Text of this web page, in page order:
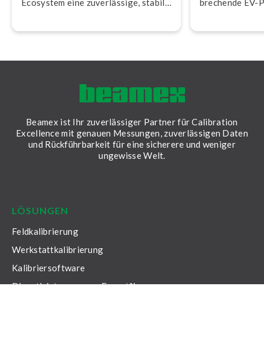
Ecosystem eine zu­ver­läs­si­ge, stabile
bre­chen­de EV-
Beamex ist Ihr zuverlässiger Partner für Calibration
Excellence mit genauen Messungen, zuverlässigen Daten
und Rückführbarkeit für eine sicherere und weniger
ungewisse Welt.
LÖSUNGEN
Feldkalibrierung
Werkstattkalibrierung
Kalibriersoftware
Dienstleistungen von Expert*innen